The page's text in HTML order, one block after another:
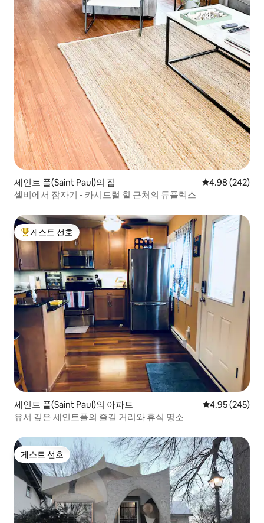
세인트 폴(Saint Paul)의 집 평점 4.98점(5
4.98 (242)
셀비에서 잠자기 - 카시드럴 힐 근처의 듀플렉스
상위 게스트 선호
게스트 선호
세인트 폴(Saint Paul)의 아파트 평점 4.95점(5
4.95 (245)
유서 깊은 세인트폴의 즐길 거리와 휴식 명소
게스트 선호
게스트 선호